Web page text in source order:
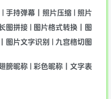
手持弹幕丨照片压缩 | 照片
图拼接 | 图片格式转换丨图
图片文字识别 | 九宫格切图
膀昵称 | 彩色昵称丨文字表